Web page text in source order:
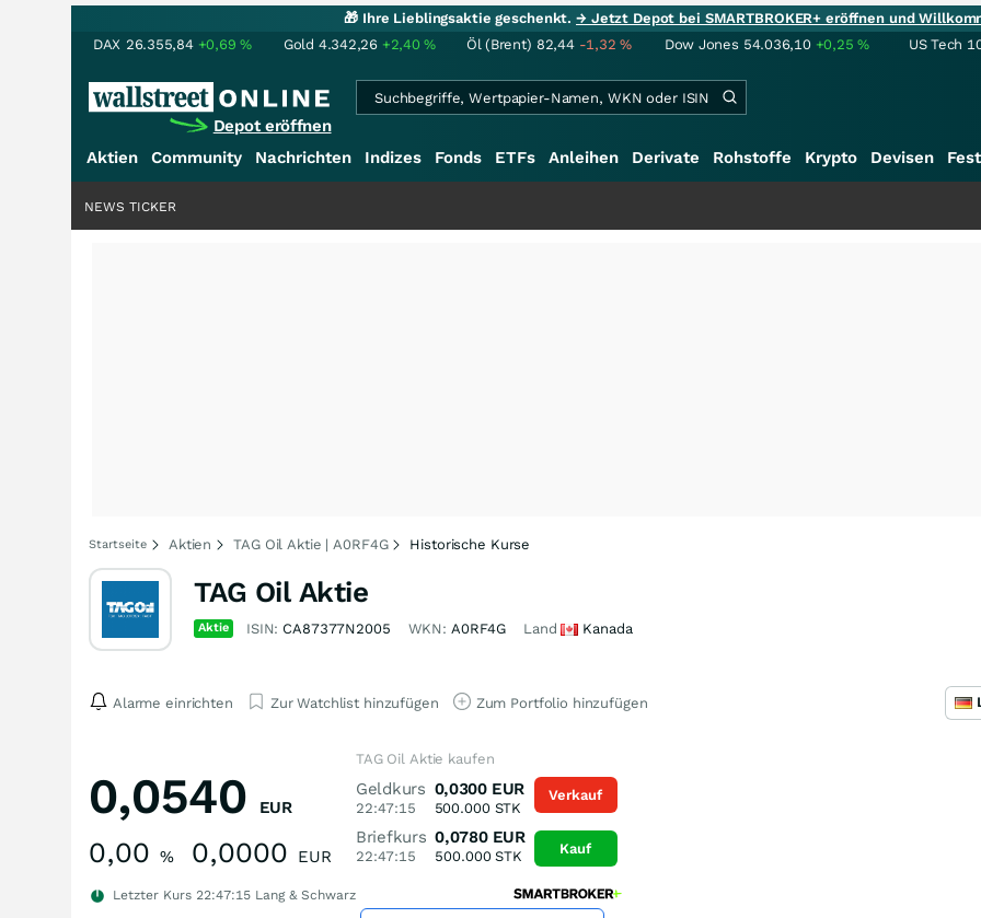
🎁 Ihre Lieblingsaktie geschenkt.→ Jetzt Depot bei SMARTBROKER+ eröffnen und
DAX 26.355,84 +0,69% Gold 4.342,26 +2,40% Öl (Brent) 82,44 -1,32% Dow Jones 54.036,10 +0,25% US Tech
Depot eröffnen
Aktien Community Nachrichten Indizes Fonds ETFs Anleihen Derivate Rohstoffe Krypto Devisen
NEWS TICKER
Startseite Aktien TAG Oil Aktie | A0RF4G Historische Kurse
TAG Oil Aktie
Aktie ISIN: CA87377N2005 WKN: A0RF4G Land Kanada
Alarme einrichten Zur Watchlist hinzufügen Zum Portfolio hinzufügen
0,0540 EUR
0,00 % 0,0000 EUR
Letzter Kurs 22:47:15 Lang & Schwarz
TAG Oil Aktie kaufen
Geldkurs
22:47:15
0,0300 EUR
500.000STK
Briefkurs
22:47:15
0,0780 EUR
500.000STK
Verkauf
Kauf